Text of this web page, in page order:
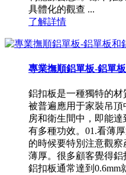
具體化的觀查 ...
了解詳情
專業撫順鋁單板-鋁單
鋁扣板是一種獨特的材
被普遍應用于家裝吊
房和衛生間中，即能
有多種功效。01.看薄
的時候要特別注意觀
薄厚。很多顧客覺得
鋁扣板通常達到0.6mm